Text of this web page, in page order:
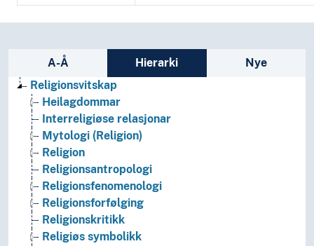
Sidefelt: navigér i vokabularet
A-Å Hierarki
Nye
Religionsvitskap
Heilagdommar
Interreligiøse relasjonar
Mytologi (Religion)
Religion
Religionsantropologi
Religionsfenomenologi
Religionsforfølging
Religionskritikk
Religiøs symbolikk